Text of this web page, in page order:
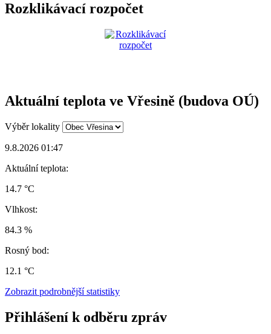
Rozklikávací rozpočet
Aktuální teplota ve Vřesině (budova OÚ)
Výběr lokality
9.8.2026 01:47
Aktuální teplota:
14.7 °C
Vlhkost:
84.3 %
Rosný bod:
12.1 °C
Zobrazit podrobnější statistiky
Přihlášení k odběru zpráv